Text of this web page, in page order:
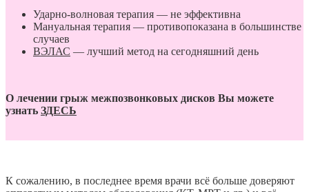
Ударно-волновая терапия — не эффективна
Мануальная терапия — противопоказана в большинстве
случаев
ВЭЛАС — лучший метод на сегодняшний день
О лечении грыж межпозвонковых дисков Вы можете
узнать ЗДЕСЬ
К сожалению, в последнее время врачи всё больше доверяют